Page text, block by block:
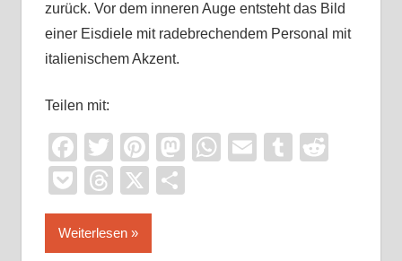
zurück. Vor dem inneren Auge entsteht das Bild
einer Eisdiele mit radebrechendem Personal mit
italienischem Akzent.
Teilen mit:
Facebook
TwitterPinterest
Mastodon
WhatsApp
EmailTumblr
PocketThreads
X
Weiterlesen